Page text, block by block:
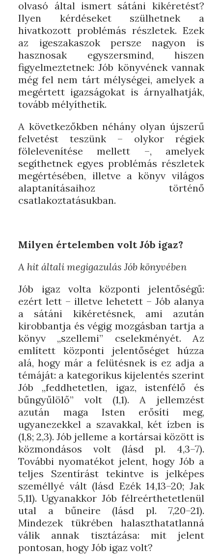
olvasó által ismert sátáni kikéretést?
Ilyen kérdéseket szülhetnek a
hivatkozott problémás részletek. Ezek
az igeszakaszok persze nagyon is
hasznosak egyszersmind, hiszen
figyelmeztetnek: Jób könyvének vannak
még fel nem tárt mélységei, amelyek a
megértett igazságokat is árnyalhatják,
tovább mélyíthetik.
A következőkben néhány olyan újszerű
felvetést teszünk – olykor régiek
fölelevenítése mellett –, amelyek
segíthetnek egyes problémás részletek
megértésében, illetve a könyv világos
alaptanításaihoz történő
csatlakoztatásukban.
Milyen értelemben volt Jób igaz?
A hit általi megigazulás Jób könyvében
Jób igaz volta központi jelentőségű:
ezért lett – illetve lehetett – Jób alanya
a sátáni kikéretésnek, ami azután
kirobbantja és végig mozgásban tartja a
könyv „szellemi” cselekményét. Az
említett központi jelentőséget húzza
alá, hogy már a felütésnek is ez adja a
témáját: a kategorikus kijelentés szerint
Jób „feddhetetlen, igaz, istenfélő és
bűngyűlölő” volt (1,1). A jellemzést
azután maga Isten erősíti meg,
ugyanezekkel a szavakkal, két ízben is
(1,8; 2,3). Jób jelleme a kortársai között is
közmondásos volt (lásd pl. 4,3–7).
További nyomatékot jelent, hogy Jób a
teljes Szentírást tekintve is jelképes
személlyé vált (lásd Ezék 14,13–20; Jak
5,11). Ugyanakkor Jób félreérthetetlenül
utal a bűneire (lásd pl. 7,20–21).
Mindezek tükrében halaszthatatlanná
válik annak tisztázása: mit jelent
pontosan, hogy Jób igaz volt?